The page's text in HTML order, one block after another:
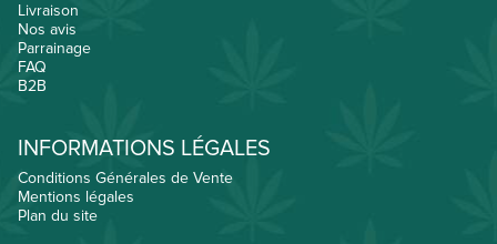
Livraison
Nos avis
Parrainage
FAQ
B2B
INFORMATIONS LÉGALES
Conditions Générales de Vente
Mentions légales
Plan du site